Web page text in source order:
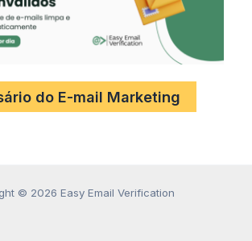
do E-mail Marketing
© 2026 Easy Email Verification